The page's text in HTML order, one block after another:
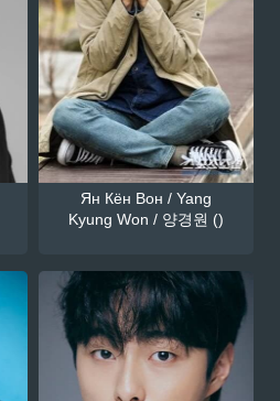
Ян Кён Вон / Yang
Kyung Won / 양경원 ()